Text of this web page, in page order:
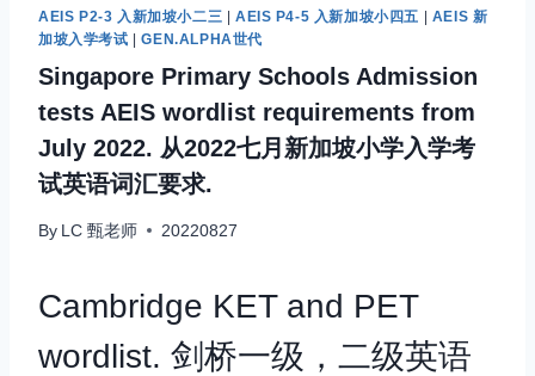
AEIS P2-3 入新加坡小二三 AEIS P4-5 入新加坡小四五
AEIS 新
加坡入学考试 |GEN.ALPHA世代
Singapore Primary Schools Admission
tests AEIS wordlist requirements from
July 2022. 从2022七月新加坡小学入学考
试英语词汇要求.
By LC 甄老师 20220827
Cambridge KET and PET
wordlist. 剑桥一级，二级英语